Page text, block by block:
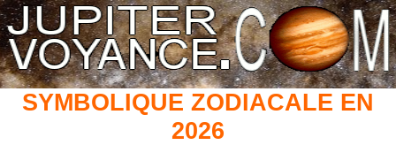
SYMBOLIQUE ZODIACALE EN
2026